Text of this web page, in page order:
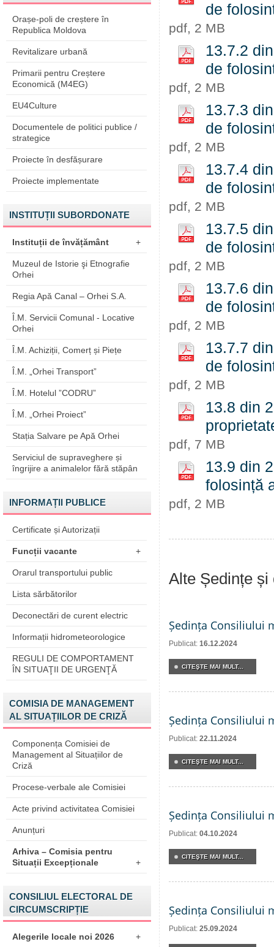
Orașe-poli de creștere în
Republica Moldova
Revitalizare urbană
Primarii pentru Creștere
Economică (M4EG)
EU4Culture
Documentele de politici publice /
strategice
Proiecte în desfășurare
Proiecte implementate
INSTITUȚII SUBORDONATE
Instituții de învățământ +
Muzeul de Istorie şi Etnografie
Orhei
Regia Apă Canal – Orhei S.A.
Î.M. Servicii Comunal - Locative
Orhei
Î.M. Achiziții, Comerț și Piețe
Î.M. „Orhei Transport”
Î.M. Hotelul ”CODRU”
Î.M. „Orhei Proiect”
Stația Salvare pe Apă Orhei
Serviciul de supraveghere și
îngrijire a animalelor fără stăpân
INFORMAȚII PUBLICE
Certificate și Autorizații
Funcții vacante +
Orarul transportului public
Lista sărbătorilor
Deconectări de curent electric
Informații hidrometeorologice
REGULI DE COMPORTAMENT
ÎN SITUAŢII DE URGENŢĂ
COMISIA DE MANAGEMENT
AL SITUAȚIILOR DE CRIZĂ
Componența Comisiei de
Management al Situațiilor de
Criză
Procese-verbale ale Comisiei
Acte privind activitatea Comisiei
Anunțuri
Arhiva – Comisia pentru
Situații Excepționale
+
CONSILIUL ELECTORAL DE
CIRCUMSCRIPȚIE
Alegerile locale noi 2026 +
de
pdf, 2 MB
13.7.2
de
pdf, 2 MB
13.7.3
de
pdf, 2 MB
13.7.4
de
pdf, 2 MB
13.7.5
de
pdf, 2 MB
13.7.6
de
pdf, 2 MB
13.7.7
de
pdf, 2 MB
13.8 din
pdf, 7 MB
13.9 din
folosință
pdf, 2 MB
Alte Ședințe și
Ședința Consiliului
Publicat: 16.12.2024
CITEŞTE MAI MULT...
Ședința Consiliului
Publicat: 22.11.2024
CITEŞTE MAI MULT...
Ședința Consiliului
Publicat: 04.10.2024
CITEŞTE MAI MULT...
Ședința Consiliului
Publicat: 25.09.2024